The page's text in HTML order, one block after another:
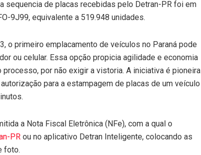
sequencia de placas recebidas pelo Detran-PR foi em
9J99, equivalente a 519.948 unidades.
o primeiro emplacamento de veículos no Paraná pode
ou celular. Essa opção propicia agilidade e economia
por não exigir a vistoria. A iniciativa é pioneira
para a estampagem de placas de um veículo
a Nota Fiscal Eletrônica (NFe), com a qual o
PR ou no aplicativo Detran Inteligente, colocando as
foto.